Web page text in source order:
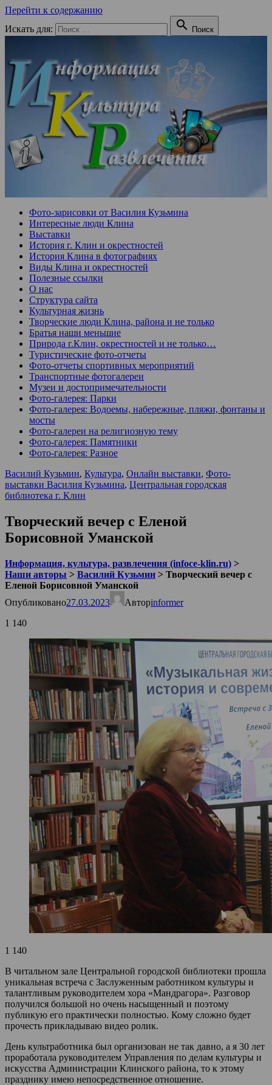
Перейти к содержанию
Искать для:
 Поиск
Фото-зарисовки от Василия Кузьмина
Интересные люди Клина
Выставки
История г. Клин и окрестностей
История Клина в фотографиях
Виды Клина и окрестностей
Полезные ссылки
О нас
Структура сайта
Культурная жизнь
Творческие люди Клина, района и не только
Братья наши меньшие
Природа г.Клин, окрестностей и не только…
Туристические фото-отчеты
Фото-отчеты спортивных мероприятий
Транспортные фотогалереи
Музеи и достопримечательности
Фото-галерея: Парки
Фото-галерея: Водоемы, набережные, пляжи, фонтаны и
мосты
Фото-галереи на религиозную тему
Фото-галерея: Памятники
Фото-галерея: Разное
Василий Кузьмин, Культура, Онлайн выставки, Фото-
выставки Василия Кузьмина, Центральная городская
библиотека г. Клин
Творческий вечер с Еленой
Борисовной Уманской
Информация, культура, развлечения (infoce-klin.ru) >
Наши авторы > Василий Кузьмин > Творческий вечер с
Еленой Борисовной Уманской
Опубликовано27.03.2023 Авторinformer
1 140
1 140
В читальном зале Центральной городской библиотеки прошла
уникальная встреча с Заслуженным работником культуры и
талантливым руководителем хора «Мандрагора». Разговор
получился большой но очень насыщенный и поэтому
публикую его практически полностью. Кому сложно будет
прочесть прикладываю видео ролик.
День культработника был организован не так давно, а я 30 лет
проработала руководителем Управления по делам культуры и
искусства Администрации Клинского района, то к этому
празднику имею непосредственное отношение.